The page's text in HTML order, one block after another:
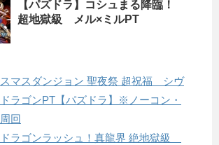
【パズドラ】コシュまる降臨！
超地獄級 メル×ミルPT
マスダンジョン 聖夜祭 超祝福 シヴ
ラゴンPT【パズドラ】※ノーコン・
回
ラゴンラッシュ！真龍界 絶地獄級